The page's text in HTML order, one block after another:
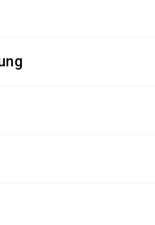
auf diesem
vollständig durch die